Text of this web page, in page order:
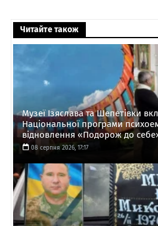
Читайте також
Музеї Ізяслава та Шепетівки
Національної програми
відновлення «Подорож до
08 серпня 2026, 17:17